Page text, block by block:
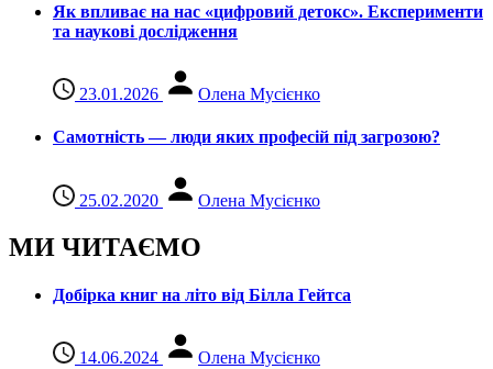
Як впливає на нас «цифровий детокс». Експерименти
та наукові дослідження
23.01.2026 Олена Мусієнко
Самотність — люди яких професій під загрозою?
25.02.2020 Олена Мусієнко
МИ ЧИТАЄМО
Добірка книг на літо від Білла Гейтса
14.06.2024 Олена Мусієнко